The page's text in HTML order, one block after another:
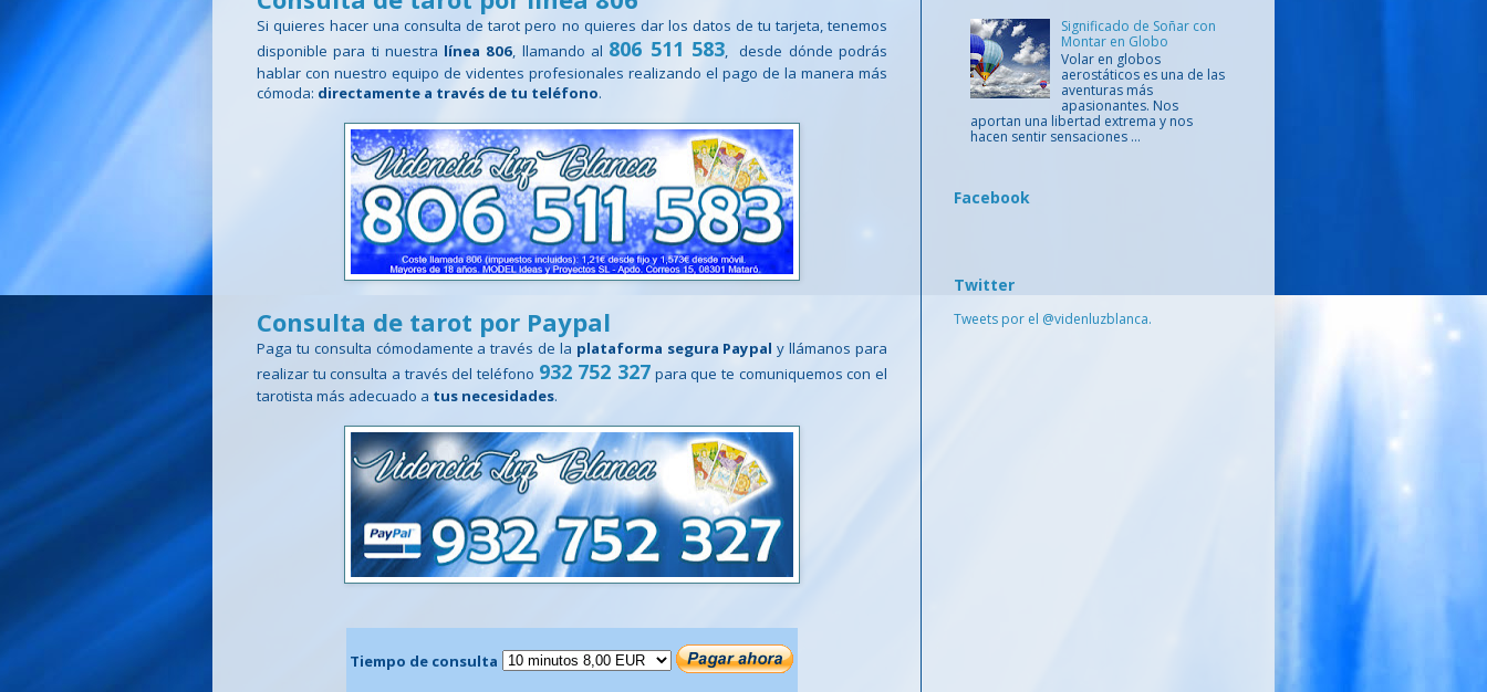
Si quieres hacer una consulta de tarot pero no quieres dar los datos de tu tarjeta, tenemos
disponible para ti nuestra línea 806, llamando al 806 511 583, desde dónde podrás
hablar con nuestro equipo de videntes profesionales realizando el pago de la manera más
cómoda: directamente a través de tu teléfono.
Consulta de tarot por Paypal
Paga tu consulta cómodamente a través de la plataforma segura Paypal y llámanos para
realizar tu consulta a través del teléfono 932 752 327 para que te comuniquemos con el
tarotista más adecuado a tus necesidades.
Tiempo de consulta
Significado de Soñar con
Montar en Globo
Volar en globos
aerostáticos es una de las
aventuras más
apasionantes. Nos
aportan una libertad extrema y nos
hacen sentir sensaciones ...
Facebook
Twitter
Tweets por el @videnluzblanca.